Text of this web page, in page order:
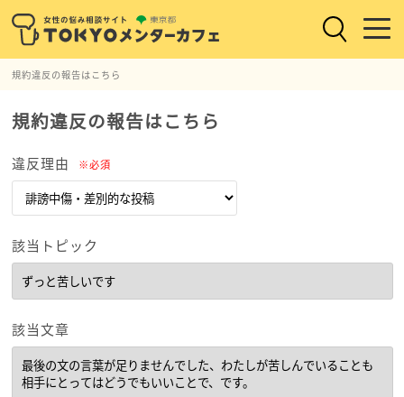
規約違反の報告はこちら
規約違反の報告はこちら
違反理由 ※必須
該当トピック
該当文章